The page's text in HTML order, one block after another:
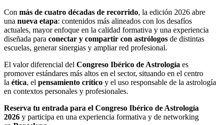
Con más de cuatro décadas de recorrido, la edición 2026 abre
una nueva etapa: contenidos más alineados con los desafíos
actuales, mayor enfoque en la calidad formativa y una experiencia
diseñada para conectar y compartir con astrólogos de distintas
escuelas, generar sinergias y ampliar red profesional.
El valor diferencial del Congreso Ibérico de Astrología es
promover estándares más altos en el sector, situando en el centro
la ética, el pensamiento crítico y el uso responsable de la astrología
en contextos personales y profesionales.
Reserva tu entrada para el Congreso Ibérico de Astrología
2026 y participa en una experiencia formativa y de networking